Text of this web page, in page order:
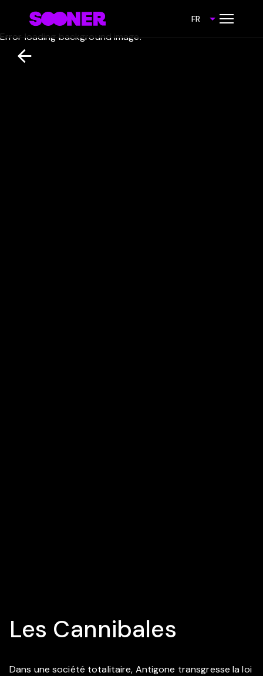
FR
Error loading background image.
Les Cannibales
Dans une société totalitaire, Antigone transgresse la loi